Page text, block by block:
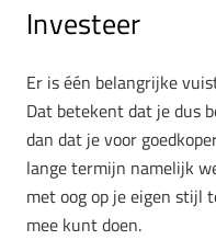
Investeer
Er is één belangrijke
Dat betekent dat je dus
dan dat je voor
lange termijn namelijk
met oog op je eigen stijl
mee kunt doen.